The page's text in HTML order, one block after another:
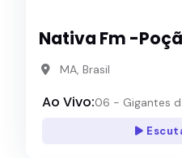
Nativa Fm -
MA, Brasil
Ao Vivo:06 - Gigantes d...